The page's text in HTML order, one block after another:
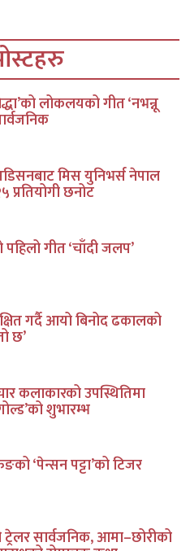
लोकलयको गीत ‘नभन्नू
मिस युनिभर्स नेपाल
प्रतियोगी छनोट
पहिलो गीत ‘चाँदी जलप’
गर्दै आयो बिनोद ढकालको
छ’
कलाकारको उपस्थितिमा
शुभारम्भ
‘पेन्सन पट्टा’को टिजर
ट्रेलर सार्वजनिक, आमा–छोरीको